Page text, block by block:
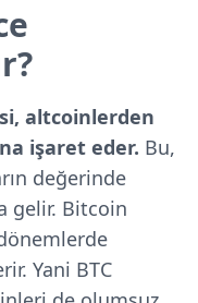
altcoinlerden
işaret eder. Bu,
değerinde
gelir. Bitcoin
Yani BTC